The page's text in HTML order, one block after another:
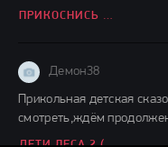
ПРИКОСНИСЬ КО МНЕ (2026)
Демон38
Прикольная детская
смотреть,ждём
ДЕТИ ЛЕСА 2 (2026)